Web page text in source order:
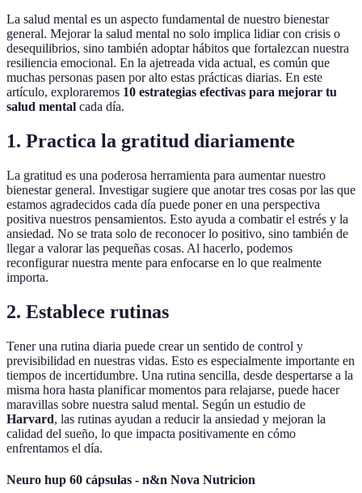
La salud mental es un aspecto fundamental de nuestro bienestar
general. Mejorar la salud mental no solo implica lidiar con crisis o
desequilibrios, sino también adoptar hábitos que fortalezcan nuestra
resiliencia emocional. En la ajetreada vida actual, es común que
muchas personas pasen por alto estas prácticas diarias. En este
artículo, exploraremos 10 estrategias efectivas para mejorar tu
salud mental cada día.
1. Practica la gratitud diariamente
La gratitud es una poderosa herramienta para aumentar nuestro
bienestar general. Investigar sugiere que anotar tres cosas por las que
estamos agradecidos cada día puede poner en una perspectiva
positiva nuestros pensamientos. Esto ayuda a combatir el estrés y la
ansiedad. No se trata solo de reconocer lo positivo, sino también de
llegar a valorar las pequeñas cosas. Al hacerlo, podemos
reconfigurar nuestra mente para enfocarse en lo que realmente
importa.
2. Establece rutinas
Tener una rutina diaria puede crear un sentido de control y
previsibilidad en nuestras vidas. Esto es especialmente importante en
tiempos de incertidumbre. Una rutina sencilla, desde despertarse a la
misma hora hasta planificar momentos para relajarse, puede hacer
maravillas sobre nuestra salud mental. Según un estudio de
Harvard, las rutinas ayudan a reducir la ansiedad y mejoran la
calidad del sueño, lo que impacta positivamente en cómo
enfrentamos el día.
Neuro hup 60 cápsulas - n&n Nova Nutricion